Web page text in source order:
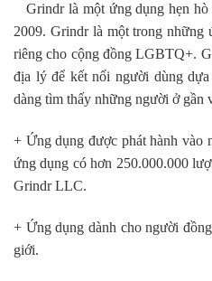
Grindr là một ứng dụng hẹn
2009. Grindr là một trong những
riêng cho cộng đồng LGBTQ+.
địa lý để kết nối người dùng
dàng tìm thấy những người ở gần
+ Ứng dụng được phát hành vào
ứng dụng có hơn 250.000.000
Grindr LLC.
+ Ứng dụng dành cho người
giới.